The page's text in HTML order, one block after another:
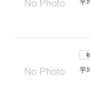
平
平